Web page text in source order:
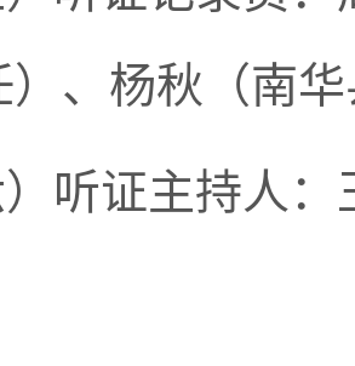
）、杨秋（南
）听证主持人